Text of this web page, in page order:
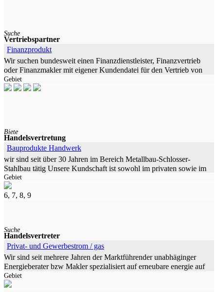
Suche
Vertriebspartner
Finanzprodukt
Wir suchen bundesweit einen Finanzdienstleister, Finanzvertrieb
oder Finanzmakler mit eigener Kundendatei für den Vertrieb von
stillen Beteiligungen. Geboten
Gebiet
Biete
Handelsvertretung
Bauprodukte Handwerk
wir sind seit über 30 Jahren im Bereich Metallbau-Schlosser-
Stahlbau tätig Unsere Kundschaft ist sowohl im privaten sowie im
Projektgeschäft im süddeusten
Gebiet
6, 7, 8, 9
Suche
Handelsvertreter
Privat- und Gewerbestrom / gas
Wir sind seit mehrere Jahren der Marktführender unabhäginger
Energieberater bzw Makler spezialisiert auf erneubare energie auf
dem britischen Markt. Wir bieten
Gebiet